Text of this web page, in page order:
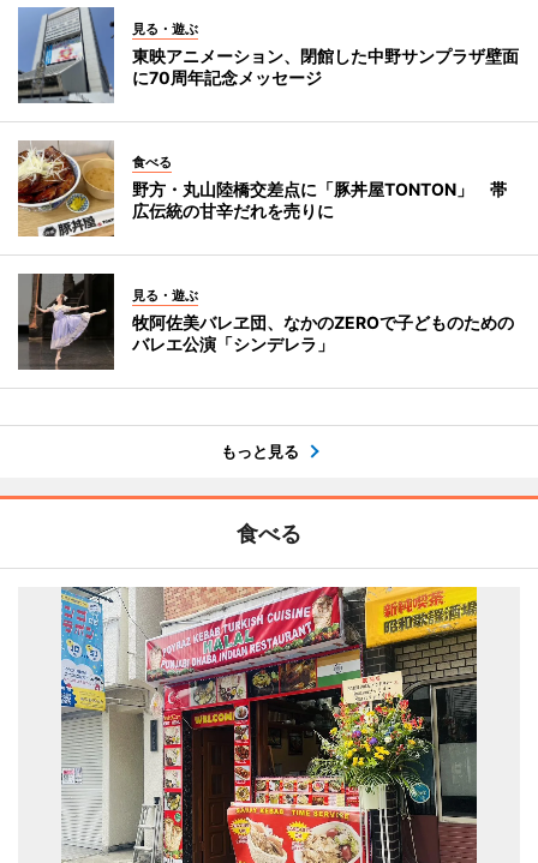
見る・遊ぶ
東映アニメーション、閉館した中野サンプラザ壁面
に70周年記念メッセージ
食べる
野方・丸山陸橋交差点に「豚丼屋TONTON」 帯
広伝統の甘辛だれを売りに
見る・遊ぶ
牧阿佐美バレヱ団、なかのZEROで子どものための
バレエ公演「シンデレラ」
もっと見る
食べる